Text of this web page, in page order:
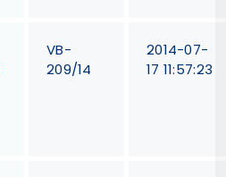
VB-
209/14
2014-07-
17 11:57:23